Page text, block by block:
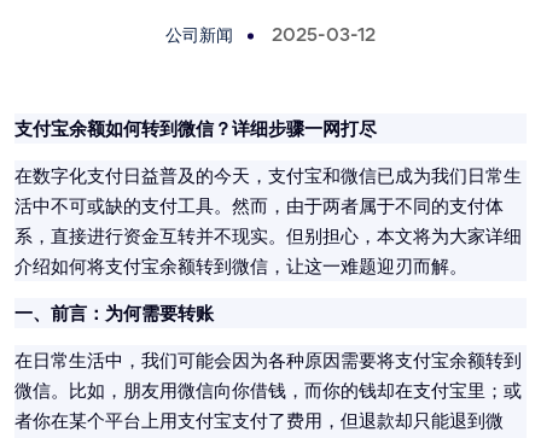
公司新闻 2025-03-12
支付宝余额如何转到微信？详细步骤一网打尽
在数字化支付日益普及的今天，支付宝和微信已成为我们日常生
活中不可或缺的支付工具。然而，由于两者属于不同的支付体
系，直接进行资金互转并不现实。但别担心，本文将为大家详细
介绍如何将支付宝余额转到微信，让这一难题迎刃而解。
一、前言：为何需要转账
在日常生活中，我们可能会因为各种原因需要将支付宝余额转到
微信。比如，朋友用微信向你借钱，而你的钱却在支付宝里；或
者你在某个平台上用支付宝支付了费用，但退款却只能退到微